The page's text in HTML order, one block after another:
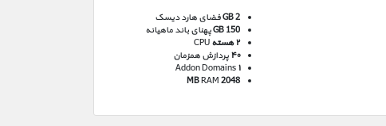
GB 2فضای هارد دیسک
150 GB
پهنای باند ماهیانه
۲ هسته
۴۰پردازش همزمان
۱
2048 MB
RAM